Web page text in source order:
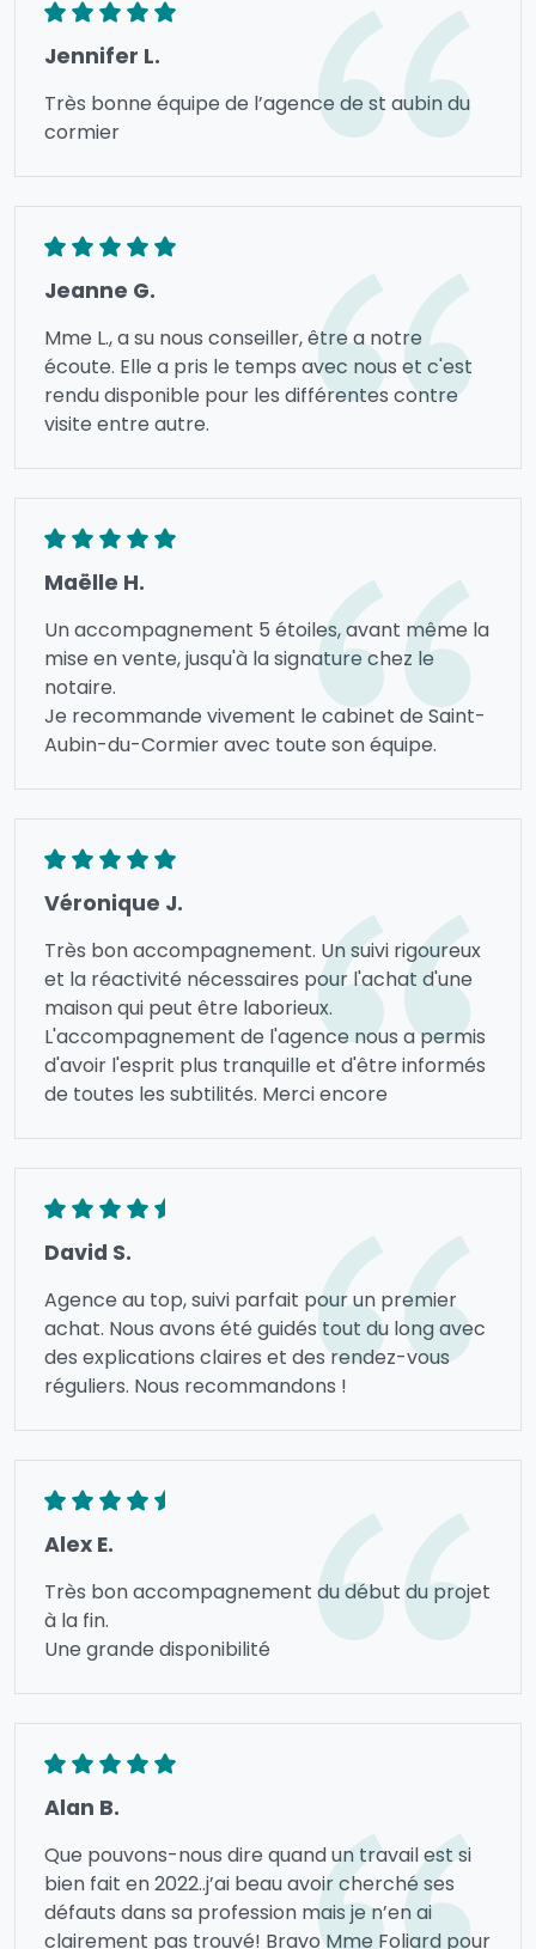
Jennifer L.
Très bonne équipe de l’agence de st aubin du
cormier
Jeanne G.
Mme L., a su nous conseiller, être a notre
écoute. Elle a pris le temps avec nous et c'est
rendu disponible pour les différentes contre
visite entre autre.
Maëlle H.
Un accompagnement 5 étoiles, avant même la
mise en vente, jusqu'à la signature chez le
notaire.
Je recommande vivement le cabinet de Saint-
Aubin-du-Cormier avec toute son équipe.
Véronique J.
Très bon accompagnement. Un suivi rigoureux
et la réactivité nécessaires pour l'achat d'une
maison qui peut être laborieux.
L'accompagnement de l'agence nous a permis
d'avoir l'esprit plus tranquille et d'être informés
de toutes les subtilités. Merci encore
David S.
Agence au top, suivi parfait pour un premier
achat. Nous avons été guidés tout du long avec
des explications claires et des rendez-vous
réguliers. Nous recommandons !
Alex E.
Très bon accompagnement du début du projet
à la fin.
Une grande disponibilité
Alan B.
Que pouvons-nous dire quand un travail est si
bien fait en 2022..j’ai beau avoir cherché ses
défauts dans sa profession mais je n’en ai
clairement pas trouvé! Bravo Mme Foliard pour